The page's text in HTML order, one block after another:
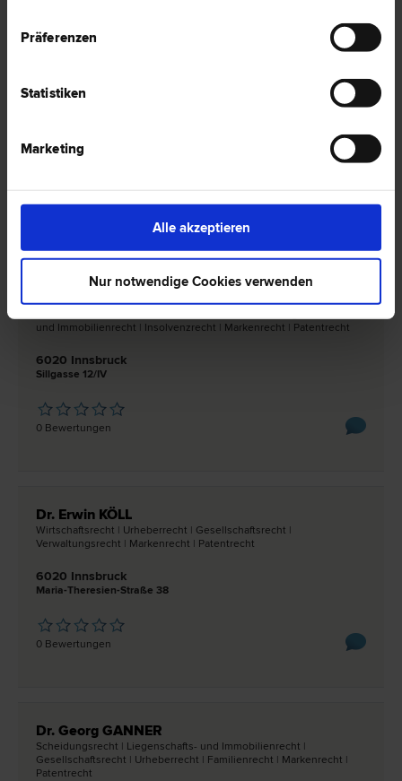
Präferenzen
Statistiken
Marketing
Alle akzeptieren
Nur notwendige Cookies verwenden
Dr. Christian ORTNER
Marken­recht | Urheber­recht | Liegenschafts- und Immobilien­recht
6020 Innsbruck
Meinhardstraße 7
Dr. Erik KROKER
und Immobilien­recht | Insolvenz­recht | Marken­recht | Patent­recht
6020 Innsbruck
Sillgasse 12/IV
0 Bewertungen
Dr. Erwin KÖLL
Wirtschafts­recht | Urheber­recht | Gesellschafts­recht |
Verwaltungs­recht | Marken­recht | Patent­recht
6020 Innsbruck
Maria-Theresien-Straße 38
0 Bewertungen
Dr. Georg GANNER
Scheidungs­recht | Liegenschafts- und Immobilien­recht |
Gesellschafts­recht | Urheber­recht | Familien­recht | Marken­recht |
Patent­recht